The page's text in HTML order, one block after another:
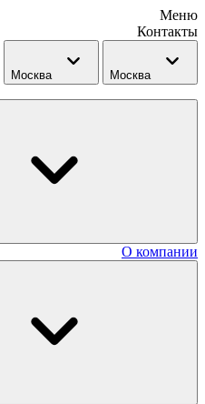
Меню
Контакты
Москва Москва
О компании